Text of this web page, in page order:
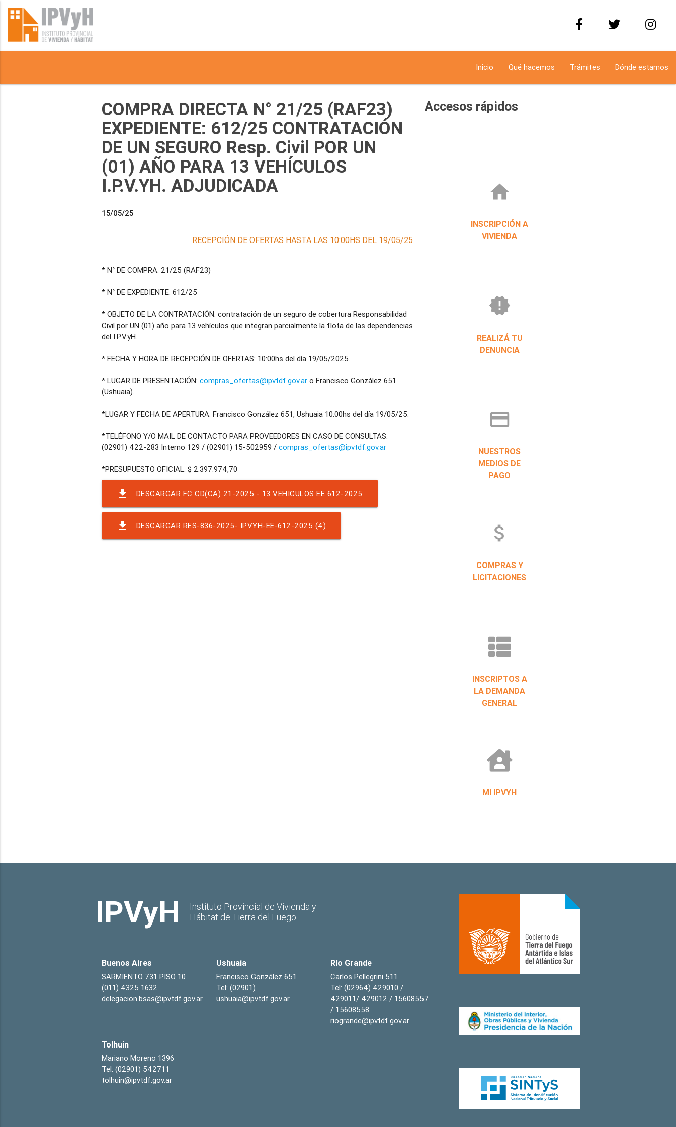
Inicio Qué hacemos Trámites Dónde estamos
COMPRA DIRECTA N° 21/25 (RAF23)
EXPEDIENTE: 612/25 CONTRATACIÓN
DE UN SEGURO Resp. Civil POR UN
(01) AÑO PARA 13 VEHÍCULOS
I.P.V.YH. ADJUDICADA
15/05/25
RECEPCIÓN DE OFERTAS HASTA LAS 10:00HS DEL 19/05/25
* N° DE COMPRA: 21/25 (RAF23)
* N° DE EXPEDIENTE: 612/25
* OBJETO DE LA CONTRATACIÓN: contratación de un seguro de cobertura Responsabilidad
Civil por UN (01) año para 13 vehículos que integran parcialmente la flota de las dependencias
del I.P.V.yH.
* FECHA Y HORA DE RECEPCIÓN DE OFERTAS: 10:00hs del día 19/05/2025.
* LUGAR DE PRESENTACIÓN: compras_ofertas@ipvtdf.gov.aro Francisco González 651
(Ushuaia).
*LUGAR Y FECHA DE APERTURA: Francisco González 651, Ushuaia 10:00hs del día 19/05/25.
*TELÉFONO Y/O MAIL DE CONTACTO PARA PROVEEDORES EN CASO DE CONSULTAS:
(02901) 422-283 Interno 129 / (02901) 15-502959 / compras_ofertas@ipvtdf.gov.ar
file_download DESCARGAR FC CD(CA) 21-2025 - 13 VEHICULOS EE 612-2025
file_download DESCARGAR RES-836-2025- IPVYH-EE-612-2025 (4)
Accesos rápidos
home
INSCRIPCIÓN A
VIVIENDA
new_releases
REALIZÁ TU
DENUNCIA
credit_card
NUESTROS
MEDIOS DE
PAGO
attach_money
COMPRAS Y
LICITACIONES
INSCRIPTOS A
LA DEMANDA
GENERAL
MI IPVYH
IPVyH
Instituto Provincial de Vivienda y
Hábitat de Tierra del Fuego
Buenos Aires
SARMIENTO 731 PISO 10
(011) 4325 1632
delegacion.bsas@ipvtdf.gov.ar
Ushuaia
Francisco González 651
Tel: (02901)
ushuaia@ipvtdf.gov.ar
Río Grande
Carlos Pellegrini 511
Tel: (02964) 429010 /
429011/ 429012 / 15608557
/ 15608558
riogrande@ipvtdf.gov.ar
Tolhuin
Mariano Moreno 1396
Tel: (02901) 542711
tolhuin@ipvtdf.gov.ar